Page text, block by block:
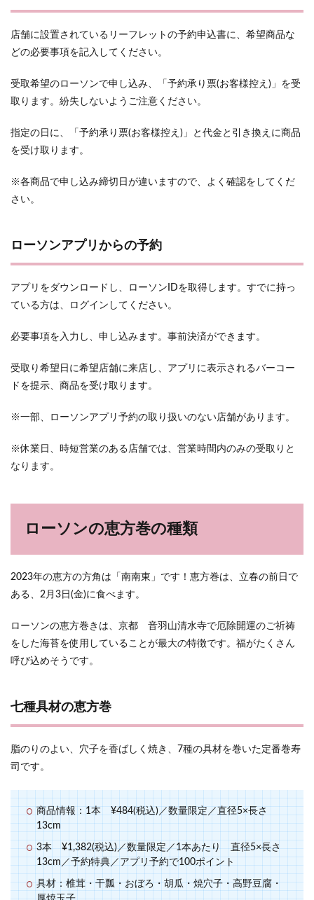
店舗に設置されているリーフレットの予約申込書に、希望商品な
どの必要事項を記入してください。
受取希望のローソンで申し込み、「予約承り票(お客様控え)」を受
取ります。紛失しないようご注意ください。
指定の日に、「予約承り票(お客様控え)」と代金と引き換えに商品
を受け取ります。
※各商品で申し込み締切日が違いますので、よく確認をしてくだ
さい。
ローソンアプリからの予約
アプリをダウンロードし、ローソンIDを取得します。すでに持っ
ている方は、ログインしてください。
必要事項を入力し、申し込みます。事前決済ができます。
受取り希望日に希望店舗に来店し、アプリに表示されるバーコー
ドを提示、商品を受け取ります。
※一部、ローソンアプリ予約の取り扱いのない店舗があります。
※休業日、時短営業のある店舗では、営業時間内のみの受取りと
なります。
ローソンの恵方巻の種類
2023年の恵方の方角は「南南東」です！恵方巻は、立春の前日で
ある、2月3日(金)に食べます。
ローソンの恵方巻きは、京都 音羽山清水寺で厄除開運のご祈祷
をした海苔を使用していることが最大の特徴です。福がたくさん
呼び込めそうです。
七種具材の恵方巻
脂のりのよい、穴子を香ばしく焼き、7種の具材を巻いた定番巻寿
司です。
商品情報：1本 ¥484(税込)／数量限定／直径5×長さ
13cm
3本 ¥1,382(税込)／数量限定／1本あたり 直径5×長さ
13cm／予約特典／アプリ予約で100ポイント
具材：椎茸・干瓢・おぼろ・胡瓜・焼穴子・高野豆腐・